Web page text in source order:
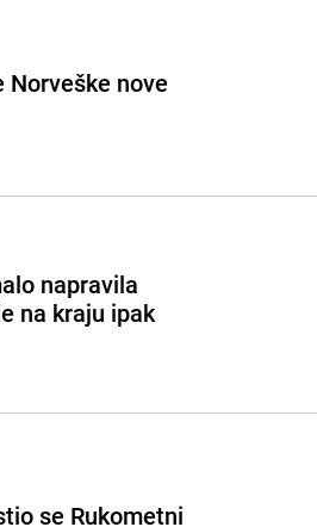
Norveške nove
napravila
na kraju ipak
se Rukometni